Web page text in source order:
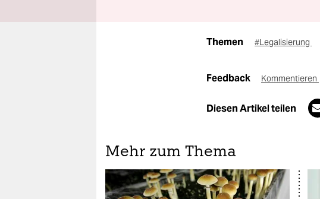
Themen #Legalisierung
Feedback Kommentieren
Diesen Artikel teilen
Mehr zum Thema